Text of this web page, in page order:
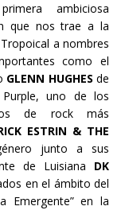
ambiciosa
que nos trae a la
a nombres
como el
GLENN HUGHES de
uno de los
de rock más
ESTRIN & THE
junto a sus
de Luisiana DK
en el ámbito del
Emergente” en la